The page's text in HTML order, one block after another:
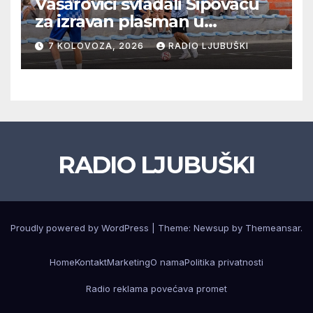
za izravan plasman u
četvrtfinale, Grab izborio
prolazak dalje, Klobuk ispao,
večeras počinje četvrtfinale
7 KOLOVOZA, 2026 RADIO LJUBUŠKI
RADIO LJUBUŠKI
Proudly powered by WordPress Theme: Newsup by Themeansar.
HomeKontaktMarketingO namaPolitika privatnosti
Radio reklama povećava promet